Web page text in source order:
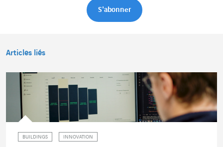
Articles liés
BUILDINGS INNOVATION